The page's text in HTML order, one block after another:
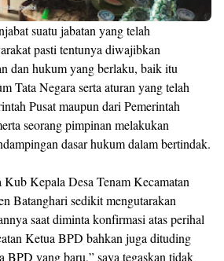
suatu jabatan yang telah
pasti tentunya diwajibkan
dan hukum yang berlaku, baik itu
Tata Negara serta aturan yang telah
Pusat maupun dari Pemerintah
seorang pimpinan melakukan
dasar hukum dalam bertindak.
Kepala Desa Tenam Kecamatan
Batanghari sedikit mengutarakan
saat diminta konfirmasi atas perihal
Ketua BPD bahkan juga dituding
BPD yang baru,” saya tegaskan tidak